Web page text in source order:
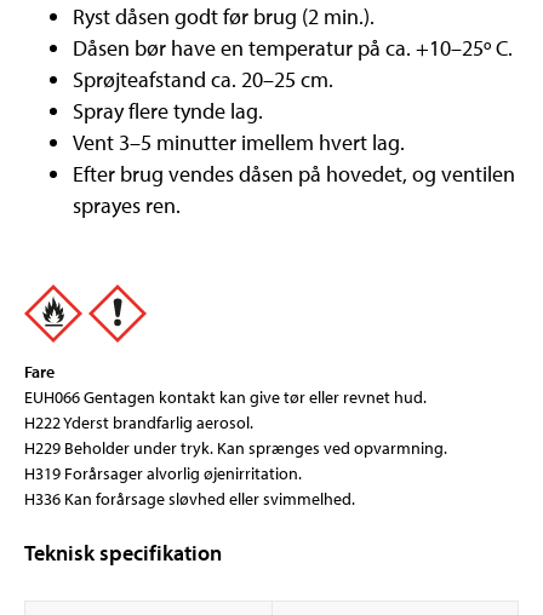
Ryst dåsen godt før brug (2 min.).
Dåsen bør have en temperatur på ca. +10–25º C.
Sprøjteafstand ca. 20–25 cm.
Spray flere tynde lag.
Vent 3–5 minutter imellem hvert lag.
Efter brug vendes dåsen på hovedet, og ventilen
sprayes ren.
Fare
EUH066 Gentagen kontakt kan give tør eller revnet hud.
H222 Yderst brandfarlig aerosol.
H229 Beholder under tryk. Kan sprænges ved opvarmning.
H319 Forårsager alvorlig øjenirritation.
H336 Kan forårsage sløvhed eller svimmelhed.
Teknisk specifikation